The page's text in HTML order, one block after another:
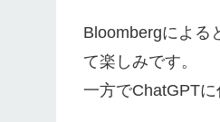
Bloombergによる
て楽しみです。
一方でChatGPT